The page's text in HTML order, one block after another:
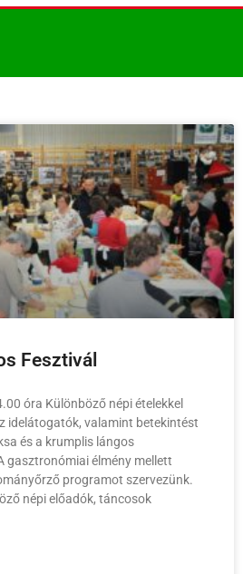
Fesztivál
óra Különböző népi ételekkel
idelátogatók, valamint betekintést
és a krumplis lángos
gasztronómiai élmény mellett
programot szervezünk.
népi előadók, táncosok